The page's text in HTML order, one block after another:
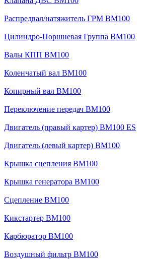
Распредвал/натяжитель ГРМ BM100
Цилиндро-Поршневая Группа BM100
Валы КПП BM100
Коленчатый вал BM100
Копирный вал BM100
Переключение передач BM100
Двигатель (правый картер) BM100 ES
Двигатель (левый картер) BM100
Крышка сцепления BM100
Крышка генератора BM100
Сцепление BM100
Кикстартер BM100
Карбюратор BM100
Воздушный фильтр BM100